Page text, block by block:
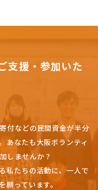
支援・参加いた
寄付などの民間資金が半分
あなたも大阪ボランティ
しませんか？
私たちの活動に、一人で
願っています。